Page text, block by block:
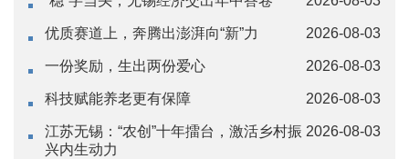
2026-08-03
优质赛道上，奔腾出澎湃向“新”力
2026-08-03
一份奖励，生出两份爱心
2026-08-03
科技赋能养老更有保障
2026-08-03
江苏无锡：“农创”十年擂台，激活乡村振
兴内生动力